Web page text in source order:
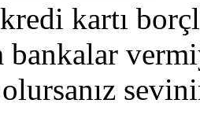
kartı
olursanız